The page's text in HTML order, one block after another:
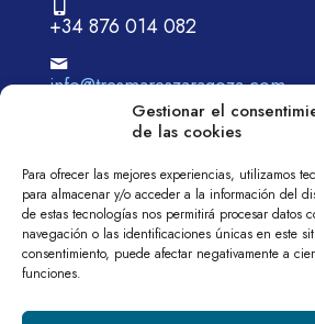
Gestionar el
de las cookies
Para ofrecer las mejores experiencias, utilizamos
para almacenar y/o acceder a la información del
de estas tecnologías nos permitirá procesar datos
navegación o las identificaciones únicas en este
consentimiento, puede afectar negativamente a
funciones.
+34 876 014 082
info@tresmareszaragoza.com
© 2026 tremareszaragoza.com|
reservados
Aviso legal
Política de privacidad